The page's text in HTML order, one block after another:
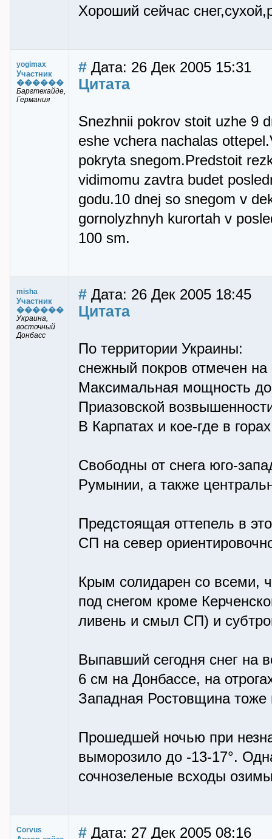
Хороший сейчас
yogimax
Участник
������
Баргтехайде,
Германия
# Дата: 26 Дек 2005 15:31
Цитата
Snezhnii pokrov stoit uzhe 9
eshe vchera nachalas
pokryta snegom.Predstoit
vidimomu zavtra budet
godu.10 dnej so snegom v
gornolyzhnyh kurortah v
100 sm.
misha
Участник
������
Украина,
восточный
Донбасс
# Дата: 26 Дек 2005 18:45
Цитата
По территории Украины:
снежный покров отмечен
Максимальная мощность
Приазовской
В Карпатах и кое-где в
Свободны от снега юго-
Румынии, а также
Предстоящая оттепель в
СП на север
Крым солидарен со всеми,
под снегом кроме
ливень и смыл СП) и
Выпавший сегодня снег на
6 см на Донбассе, на
Западная Ростовщина тоже
Прошедшей ночью при
выморозило до -13-17°.
сочнозеленые всходы
Corvus # Дата: 27 Дек 2005 08:16